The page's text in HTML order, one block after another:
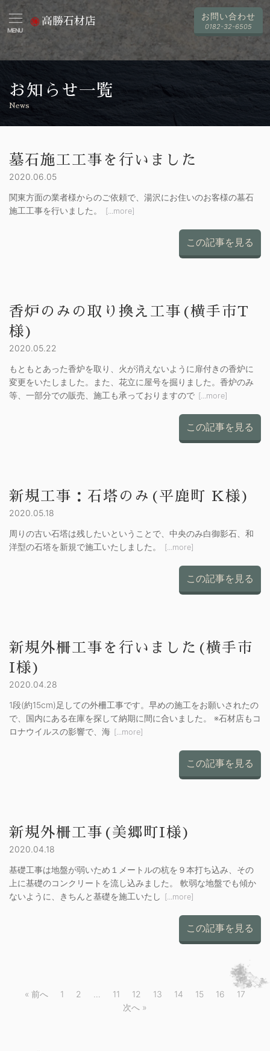
MENU
高勝石材店 お問い合わせ
0182-32-6505
お知らせ一覧
News
墓石施工工事を行いました
2020.06.05
関東方面の業者様からのご依頼で、湯沢にお住いのお客様の墓石
施工工事を行いました。
[...more]
この記事を見る
香炉のみの取り換え工事(横手市T
様)
2020.05.22
もともとあった香炉を取り、火が消えないように扉付きの香炉に
変更をいたしました。また、花立に屋号を掘りました。香炉のみ
等、一部分での販売、施工も承っておりますので [...more]
この記事を見る
新規工事：石塔のみ(平鹿町 K様)
2020.05.18
周りの古い石塔は残したいということで、中央のみ白御影石、和
洋型の石塔を新規で施工いたしました。
[...more]
この記事を見る
新規外柵工事を行いました(横手市
I様)
2020.04.28
1段(約15cm)足しての外柵工事です。早めの施工をお願いされたの
で、国内にある在庫を探して納期に間に合いました。 ※石材店もコ
ロナウイルスの影響で、海 [...more]
この記事を見る
新規外柵工事(美郷町I様)
2020.04.18
基礎工事は地盤が弱いため１メートルの杭を９本打ち込み、その
上に基礎のコンクリートを流し込みました。 軟弱な地盤でも傾か
ないように、きちんと基礎を施工いたし
[...more]
この記事を見る
« 前へ 1 2 11 12 13 14 15 16
17
次へ »